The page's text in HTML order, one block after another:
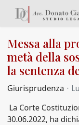
Messa alla
metà della
la sentenza
Giurisprudenza
La Corte
30.06.2022, ha